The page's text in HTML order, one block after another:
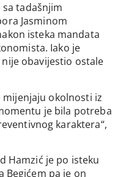
tadašnjim
Jasminom
isteka mandata
Iako je
obavijestio ostale
mijenjaju okolnosti iz
je bila potreba
karaktera“,
Hamzić je po isteku
Begićem pa je on